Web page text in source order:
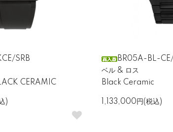
SRB
CERAMIC
)
BR05A-BL-
ベル & ロス
Black Ceramic
1,133,000円(税込)